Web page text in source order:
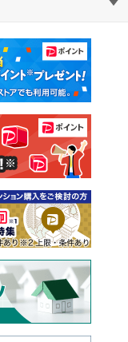
ション
建て
住まいの先生